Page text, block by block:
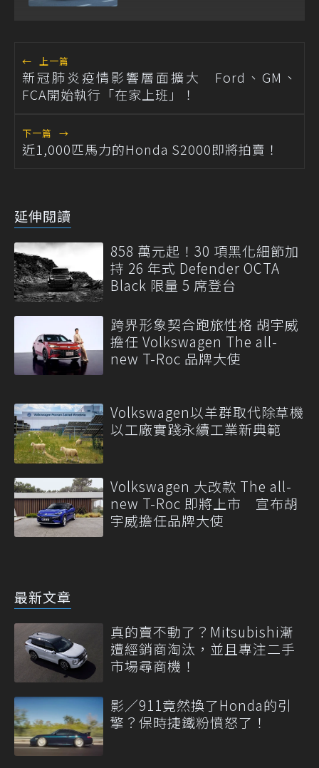
← 上一篇
新冠肺炎疫情影響層面擴大 Ford、GM、
FCA開始執行「在家上班」！
下一篇 →
近1,000匹馬力的Honda S2000即將拍賣！
延伸閱讀
858 萬元起！30 項黑化細節加
持 26 年式 Defender OCTA
Black 限量 5 席登台
跨界形象契合跑旅性格 胡宇威
擔任 Volkswagen The all-
new T-Roc 品牌大使
Volkswagen以羊群取代除草機
以工廠實踐永續工業新典範
Volkswagen 大改款 The all-
new T-Roc 即將上市 宣布胡
宇威擔任品牌大使
最新文章
真的賣不動了？Mitsubishi漸
遭經銷商淘汰，並且專注二手
市場尋商機！
影／911竟然換了Honda的引
擎？保時捷鐵粉憤怒了！